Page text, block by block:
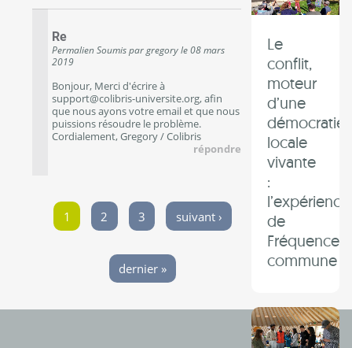
Le
conflit,
moteur
d’une
démocratie
locale
vivante
:
l’expérience
de
Fréquence
commune
Re
PermalienSoumis pargregoryle08 mars
2019
Bonjour, Merci d'écrire à
support@colibris-universite.org, afin
que nous ayons votre email et que nous
puissions résoudre le problème.
Cordialement, Gregory / Colibris
répondre
Pages
1 2 3 suivant ›
dernier »